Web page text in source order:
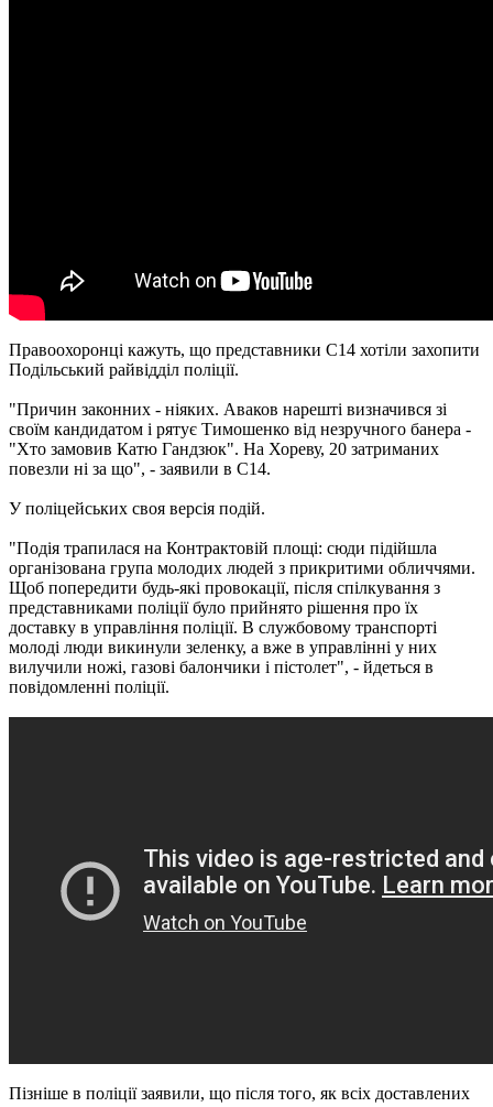
Правоохоронці кажуть, що представники С14 хотіли захопити
Подільський райвідділ поліції.
"Причин законних - ніяких. Аваков нарешті визначився зі
своїм кандидатом і рятує Тимошенко від незручного банера -
"Хто замовив Катю Гандзюк". На Хореву, 20 затриманих
повезли ні за що", - заявили в С14.
У поліцейських своя версія подій.
"Подія трапилася на Контрактовій площі: сюди підійшла
організована група молодих людей з прикритими обличчями.
Щоб попередити будь-які провокації, після спілкування з
представниками поліції було прийнято рішення про їх
доставку в управління поліції. В службовому транспорті
молоді люди викинули зеленку, а вже в управлінні у них
вилучили ножі, газові балончики і пістолет", - йдеться в
повідомленні поліції.
Пізніше в поліції заявили, що після того, як всіх доставлених